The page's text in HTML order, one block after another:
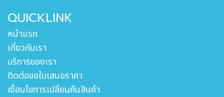
QUICKLINK
หน้าแรก
เกี่ยวกับเรา
บริการของเรา
ติดต่อขอใบเสนอราคา
เงื่อนไขการเปลี่ยนคืนสินค้า